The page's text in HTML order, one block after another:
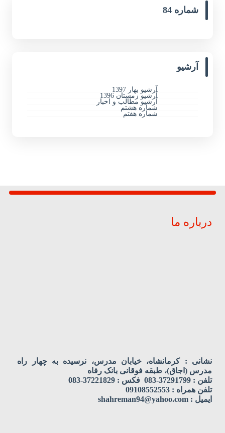
شماره 84
آرشیو
آرشیو بهار 1397
آرشیو زمستان 1396
آرشیو مطالب و اخبار
شماره هشتم
شماره هفتم
درباره ما
نشانی : کرمانشاه، خیابان مدرس، نرسیده به چهار راه
مدرس (اجاق)، طبقه فوقانی بانک رفاه
تلفن : 37291799-083 فکس : 37221829-083
تلفن همراه : 09108552553
ایمیل : shahreman94@yahoo.com